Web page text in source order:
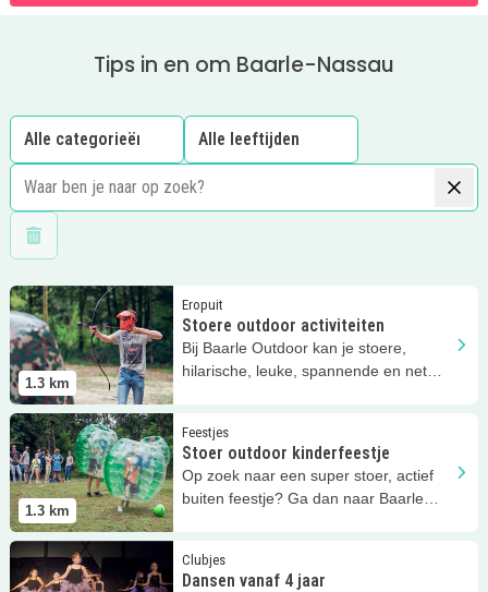
Tips in en om Baarle-Nassau
Wis filters
1.3 km
Eropuit
Stoere outdoor activiteiten
Bij Baarle Outdoor kan je stoere,
hilarische, leuke, spannende en net
Lees meer Stoere outdoor activiteiten
1.3 km
Feestjes
Stoer outdoor kinderfeestje
Op zoek naar een super stoer, actief
buiten feestje? Ga dan naar Baarle
Lees meer Stoer outdoor kinderfeestje
Clubjes
Dansen vanaf 4 jaar
Lees meer Dansen vanaf 4 jaar